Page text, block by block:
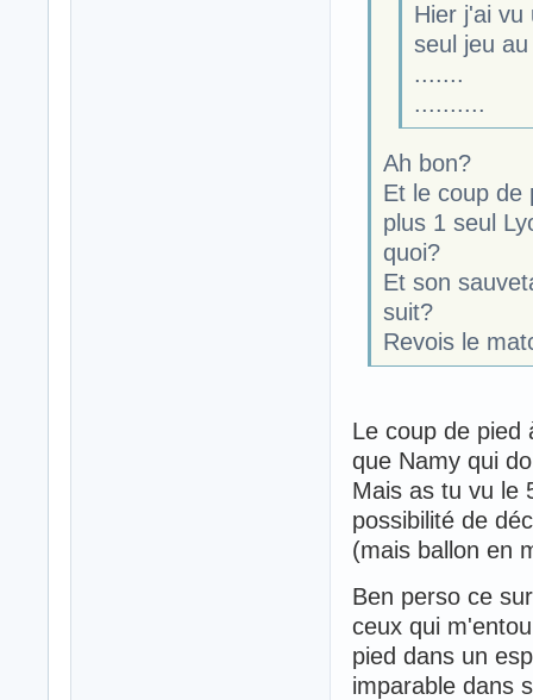
Hier j'ai vu
seul jeu
.......
..........
Ah bon?
Et le coup de
plus 1 seul
quoi?
Et son
suit?
Revois le
Le coup de pied
que Namy qui
Mais as tu vu le
possibilité de
(mais ballon en
Ben perso ce
ceux qui
pied dans un
imparable dans